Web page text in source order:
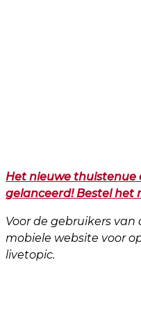
Het nieuwe
gelanceerd! Bestel het
Voor de gebruikers van
mobiele website voor
livetopic.